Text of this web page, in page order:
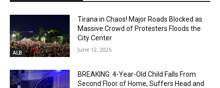
ALB
Tirana in Chaos! Major Roads Blocked as
Massive Crowd of Protesters Floods the
City Center
June 12, 2026
BREAKING: 4-Year-Old Child Falls From
Second Floor of Home, Suffers Head and